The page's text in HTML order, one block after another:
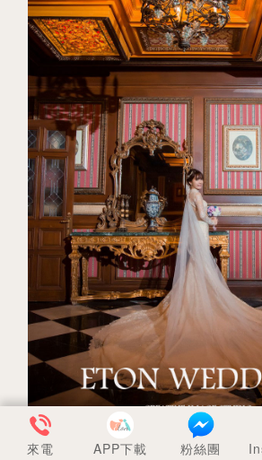
來電 APP下載 粉絲團